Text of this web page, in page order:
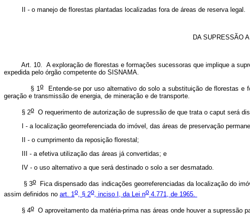
de florestas plantadas localizadas fora de áreas de reserva legal.
DA SUPRESSÃO
Art. 10. A exploração de florestas e formações sucessoras que implique a
expedida pelo órgão competente do SISNAMA.
§ 1o Entende-se por uso alternativo do solo a substituição de florestas e
geração e transmissão de energia, de mineração e de transporte.
2o O requerimento de autorização de supressão de que trata o caput será
georreferenciada do imóvel, das áreas de preservação
da reposição florestal;
utilização das áreas já convertidas; e
alternativo a que será destinado o solo a ser desmatado.
3oFica dispensado das indicações georreferenciadas da localização do
assim definidos no art. 1 o , § 2o , inciso I, da Lei no 4.771, de 1965.
4o O aproveitamento da matéria-prima nas áreas onde houver a